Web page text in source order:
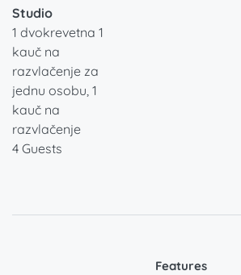
Studio
1 dvokrevetna 1
kauč na
razvlačenje za
jednu osobu, 1
kauč na
razvlačenje
4 Guests
Features